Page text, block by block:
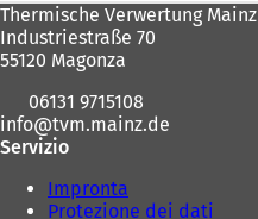
Area
dei
Thermische Verwertung
Industriestraße 70
55120 Magonza
06131 9715108
info
tvm.mainz de
Servizio
Impronta
Protezione dei dati